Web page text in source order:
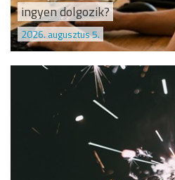
ingyen dolgozik?
2026. augusztus 5.